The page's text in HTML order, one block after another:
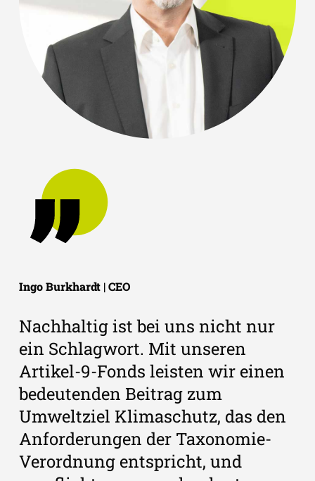
Ingo Burkhardt | CEO
Nachhaltig ist bei uns nicht nur
ein Schlagwort. Mit unseren
Artikel-9-Fonds leisten wir einen
bedeutenden Beitrag zum
Umweltziel Klimaschutz, das den
Anforderungen der Taxonomie-
Verordnung entspricht, und